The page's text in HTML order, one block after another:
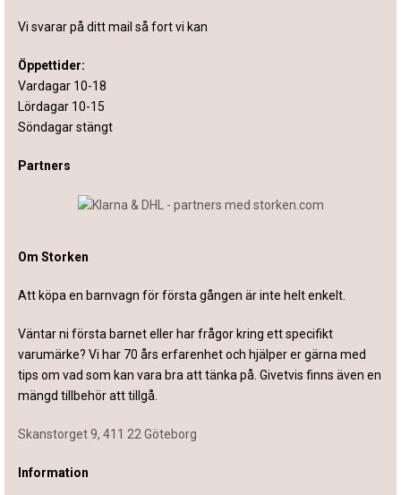
Vi svarar på ditt mail så fort vi kan
Öppettider:
Vardagar 10-18
Lördagar 10-15
Söndagar stängt
Partners
Om Storken
Att köpa en barnvagn för första gången är inte helt enkelt.
Väntar ni första barnet eller har frågor kring ett specifikt
varumärke? Vi har 70 års erfarenhet och hjälper er gärna med
tips om vad som kan vara bra att tänka på. Givetvis finns även en
mängd tillbehör att tillgå.
Skanstorget 9, 411 22 Göteborg
Information